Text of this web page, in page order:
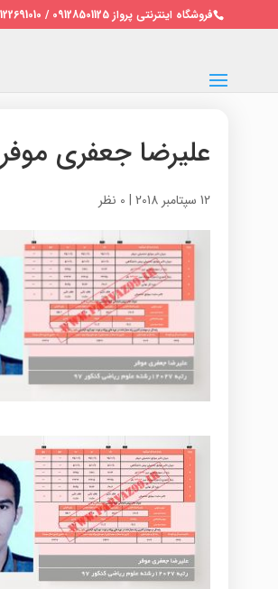
فروشگاه اینترنتی پرواز 09128501125 / 02122691010
علیرضا جعفری موفر
12 سپتامبر 2018 | 0 نظر